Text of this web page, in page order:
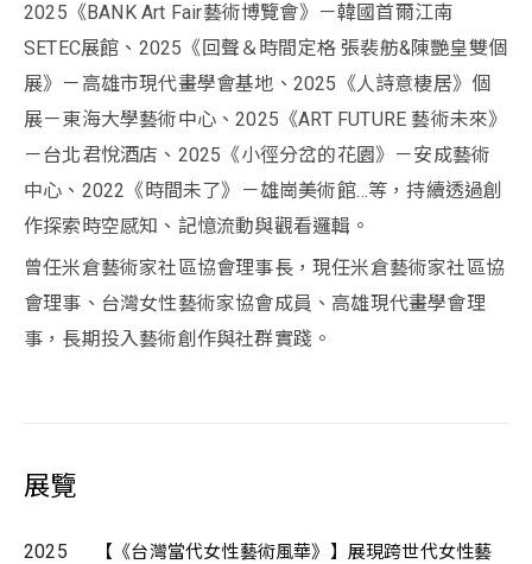
2025《BANK Art Fair藝術博覽會》－韓國首爾江南
SETEC展館、2025《回聲＆時間定格 張裴舫&陳艷皇雙個
展》－高雄市現代畫學會基地、2025《人詩意棲居》個
展－東海大學藝術中心、2025《ART FUTURE 藝術未來》
－台北君悅酒店、2025《小徑分岔的花園》－安成藝術
中心、2022《時間未了》－雄崗美術館…等，持續透過創
作探索時空感知、記憶流動與觀看邏輯。
曾任米倉藝術家社區協會理事長，現任米倉藝術家社區協
會理事、台灣女性藝術家協會成員、高雄現代畫學會理
事，長期投入藝術創作與社群實踐。
展覽
2025
【《台灣當代女性藝術風華》】展現跨世代女性藝